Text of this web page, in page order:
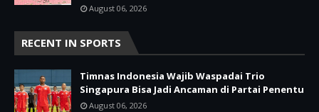
August 06, 2026
RECENT IN SPORTS
Timnas Indonesia Wajib Waspadai Trio
Singapura Bisa Jadi Ancaman di Partai Penentu
August 06, 2026